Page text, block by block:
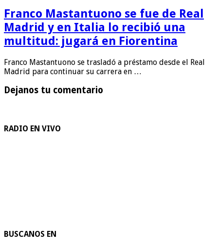
Franco Mastantuono se fue de Real
Madrid y en Italia lo recibió una
multitud: jugará en Fiorentina
Franco Mastantuono se trasladó a préstamo desde el Real
Madrid para continuar su carrera en …
Dejanos tu comentario
RADIO EN VIVO
BUSCANOS EN